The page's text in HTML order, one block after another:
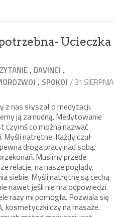
Ucieczka
, DAVINCI ,
, SPOKOJ / 31 SIERPNIA
nas słyszał o medytacji.
ją za nudną. Medytowanie
czymś co można nazwać
Myśli natrętne. Każdy czuł
droga pracy nad sobą.
Musimy przede
relacje, na nasze poglądy.
siebie. Myśli natrętne są cechą
nawet jeśli nie ma odpowiedzi.
razy mi pomogła. Pozwala się
kosmetyczki czy na masaże.